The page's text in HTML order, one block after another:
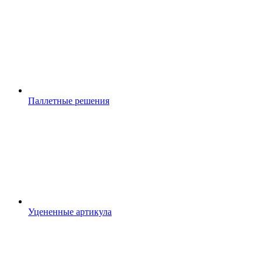
Паллетные решения
Уцененные артикула